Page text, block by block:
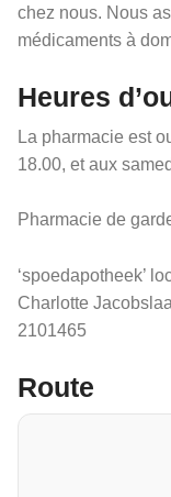
chez nous. Nous
médicaments à
Heures
La pharmacie est
18.00, et aux
Pharmacie de
‘spoedapotheek’
Charlotte
2101465
Route